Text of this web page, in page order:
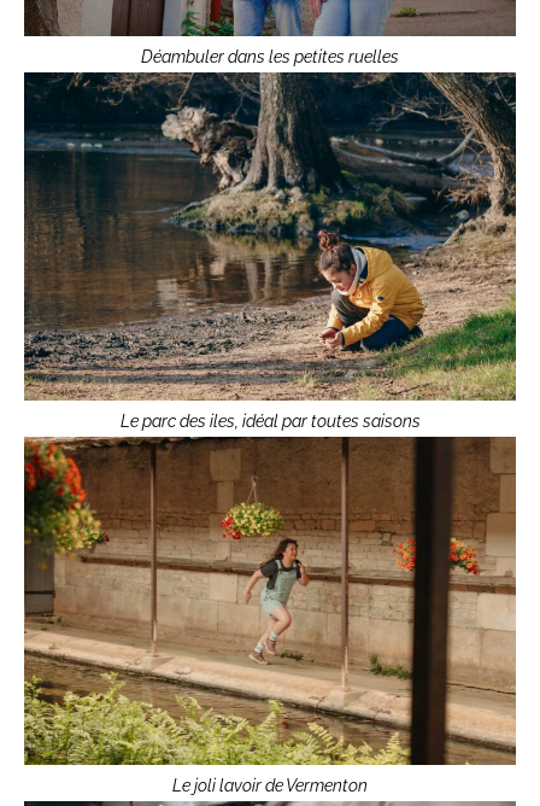
Déambuler dans les petites ruelles
Le parc des iles, idéal par toutes saisons
Le joli lavoir de Vermenton